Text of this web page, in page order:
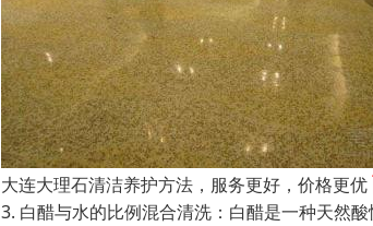
大连大理石清洁养护方法，服务更好，价格更优
3. 白醋与水的比例混合清洗：白醋是一种天然